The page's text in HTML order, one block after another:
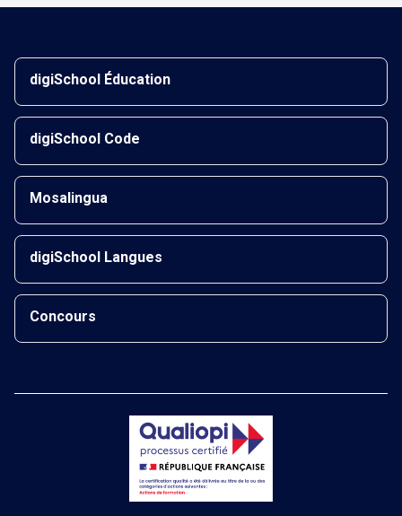
digiSchool Éducation
digiSchool Code
Mosalingua
digiSchool Langues
Concours